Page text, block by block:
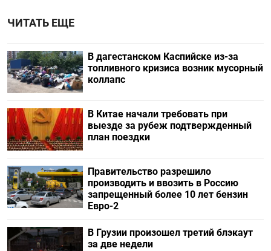
ЧИТАТЬ ЕЩЕ
В дагестанском Каспийске из-за
топливного кризиса возник мусорный
коллапс
В Китае начали требовать при
выезде за рубеж подтвержденный
план поездки
Правительство разрешило
производить и ввозить в Россию
запрещенный более 10 лет бензин
Евро-2
В Грузии произошел третий блэкаут
за две недели